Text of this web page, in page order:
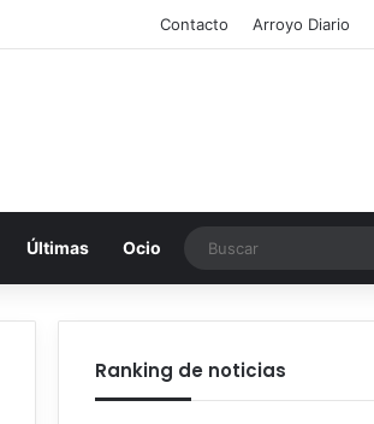
Contacto Arroyo Diario
Últimas Ocio
Ranking de noticias